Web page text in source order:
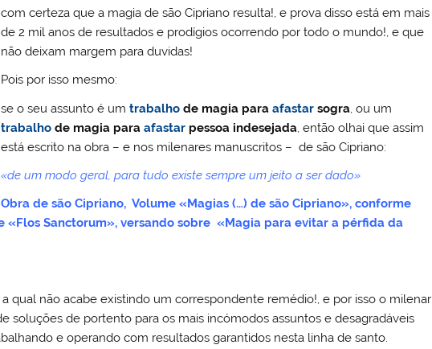
com certeza que a magia de são Cipriano resulta!, e prova disso está em mais
de 2 mil anos de resultados e prodígios ocorrendo por todo o mundo!, e que
não deixam margem para duvidas!
Pois por isso mesmo:
se o seu assunto é um trabalhode magia para afastarsogra, ou um
trabalhode magia para afastarpessoa indesejada, então olhai que assim
está escrito na obra – e nos milenares manuscritos – de são Cipriano:
«de um modo geral, para tudo existe sempre um jeito a ser dado»
Obra de são Cipriano, Volume «Magias (…) de são Cipriano», conforme
«Flos Sanctorum», versando sobre «Magia para evitar a pérfida da
qual não acabe existindo um correspondente remédio!, e por isso o milenar
soluções de portento para os mais incómodos assuntos e desagradáveis
e operando com resultados garantidos nesta linha de santo.